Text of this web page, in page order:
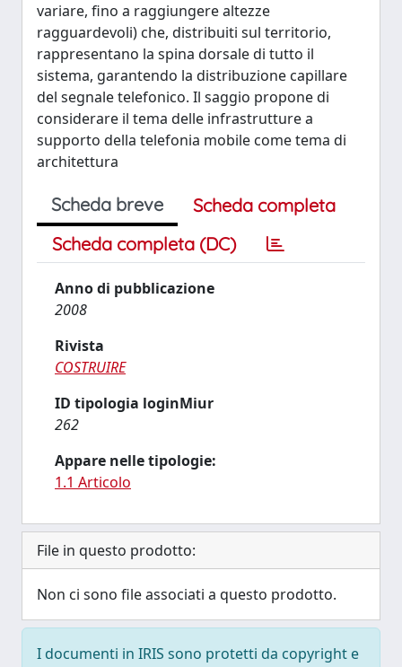
variare, fino a raggiungere altezze
ragguardevoli) che, distribuiti sul territorio,
rappresentano la spina dorsale di tutto il
sistema, garantendo la distribuzione capillare
del segnale telefonico. Il saggio propone di
considerare il tema delle infrastrutture a
supporto della telefonia mobile come tema di
architettura
Scheda breve
Scheda completa
Scheda completa (DC)
Anno di pubblicazione
2008
Rivista
COSTRUIRE
ID tipologia loginMiur
262
Appare nelle tipologie:
1.1 Articolo
File in questo prodotto:
Non ci sono file associati a questo prodotto.
I documenti in IRIS sono protetti da copyright e